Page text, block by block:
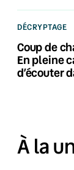
DÉCRYPTAGE
Coup de
En pleine
d’écouter
À la